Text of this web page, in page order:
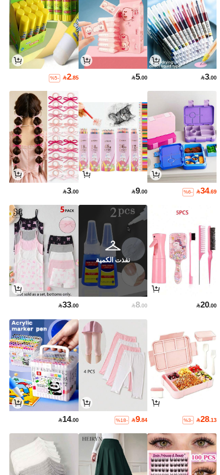
3.00
5.00
2.85
%5-
34.69
%6-
9.00
3.00
20.00
نفذت الكمية
8.00
33.00
28.13
%3-
9.84
%18-
14.00